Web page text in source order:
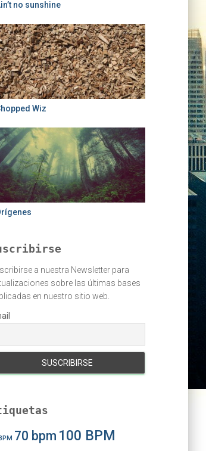
no sunshine
Wiz
a nuestra Newsletter para
sobre las últimas bases
en nuestro sitio web.
70 bpm 100 BPM